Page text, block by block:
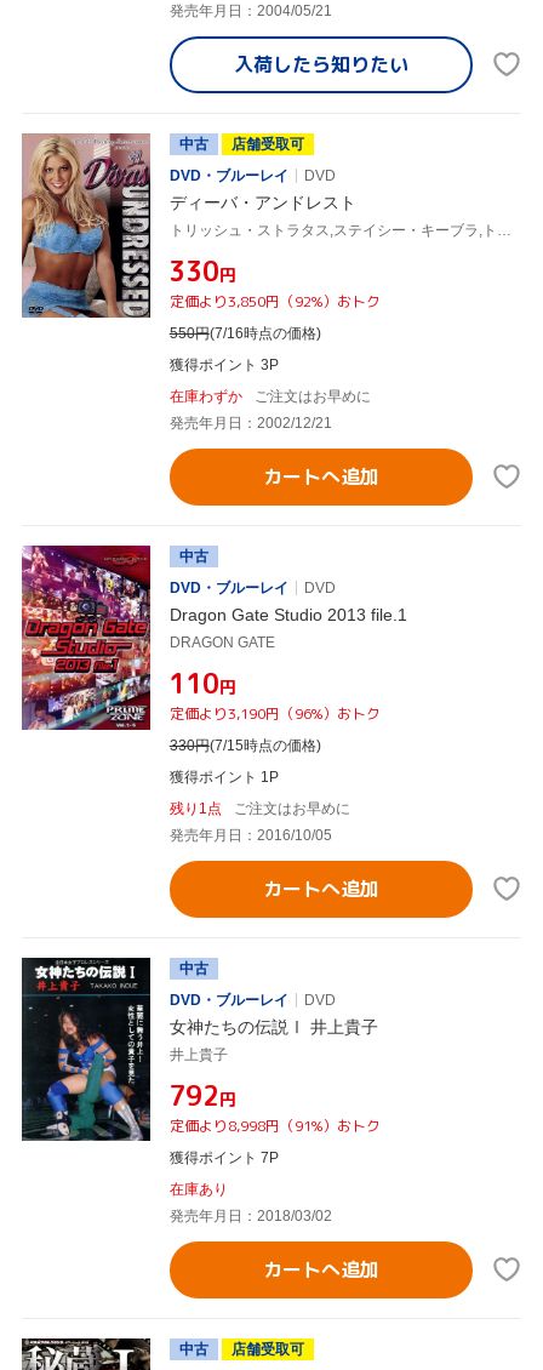
発売年月日：2004/05/21
入荷したら知りたい
中古
店舗受取可
DVD・ブルーレイ
DVD
ディーバ・アンドレスト
¥330円
定価より3,850円（92%）おトク
550円(7/16時点の価格)
獲得ポイント 3P
在庫わずか
ご注文はお早めに
発売年月日：2002/12/21
カートへ追加
中古
DVD・ブルーレイ
DVD
Dragon Gate Studio 2013 file.1
DRAGON GATE
¥110円
定価より3,190円（96%）おトク
330円(7/15時点の価格)
獲得ポイント 1P
残り1点
ご注文はお早めに
発売年月日：2016/10/05
カートへ追加
中古
DVD・ブルーレイ
DVD
女神たちの伝説Ⅰ 井上貴子
井上貴子
¥792円
定価より8,998円（91%）おトク
獲得ポイント 7P
在庫あり
発売年月日：2018/03/02
カートへ追加
中古
店舗受取可